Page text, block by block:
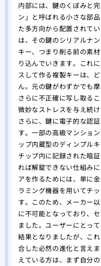
内部には、鍵のくぼみと
ン」と呼ばれる小さな部
た多方向から配置されて
は、その鍵のシリアルナ
キー、つまり削る前の素
り込んでいきます。これ
スして作る複製キーは、
ん。元の鍵がわずかでも
さらに不正確に写し取る
微妙なストレスを与え続
さらに、鍵に電子的な認
す。一部の高級マンショ
ップ内蔵型のディンプル
チップ内に記録された暗
れば解錠できない仕組み
アを作るためには、単に
ラミング機器を用いてチ
す。このため、メーカー
に不可能となっており、
ました。ユーザーにとっ
結果となりましたが、こ
合した必然の進化と言え
えている方は、まず自分